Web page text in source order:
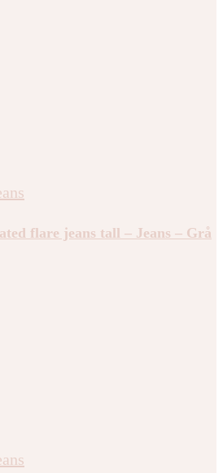
flare jeans tall – Jeans – Grå